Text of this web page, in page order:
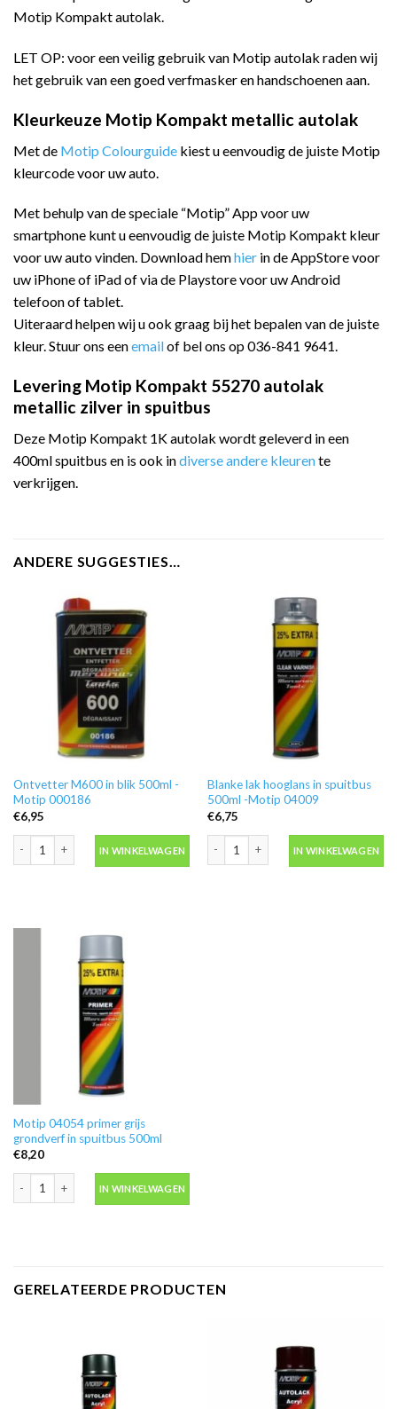
Motip Kompakt autolak.
LET OP: voor een veilig gebruik van Motip autolak raden wij
het gebruik van een goed verfmasker en handschoenen aan.
Kleurkeuze Motip Kompakt metallic autolak
Met de Motip Colourguide kiest u eenvoudig de juiste Motip
kleurcode voor uw auto.
Met behulp van de speciale “Motip” App voor uw
smartphone kunt u eenvoudig de juiste Motip Kompakt kleur
voor uw auto vinden. Download hemhier in de AppStore voor
uw iPhone of iPad of via de Playstore voor uw Android
telefoon of tablet.
Uiteraard helpen wij u ook graag bij het bepalen van de juiste
kleur. Stuur ons eenemailof bel ons op 036-841 9641.
Levering Motip Kompakt 55270 autolak
metallic zilver in spuitbus
Deze Motip Kompakt 1K autolak wordt geleverd in een
400ml spuitbus en is ook indiverse andere kleurente
verkrijgen.
ANDERE SUGGESTIES…
Ontvetter M600 in blik 500ml -
Motip 000186
€6,95
IN WINKELWAGEN
Blanke lak hooglans in spuitbus
500ml -Motip 04009
€6,75
IN WINKELWAGEN
Motip 04054 primer grijs
grondverf in spuitbus 500ml
€8,20
Motip 04054 primer grijs grondverf in spuitbus 500ml aantal
IN WINKELWAGEN
GERELATEERDE PRODUCTEN